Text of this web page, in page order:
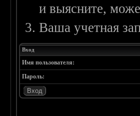
и выясните,
Ваша учетная
Вход
Имя пользователя:
Пароль: